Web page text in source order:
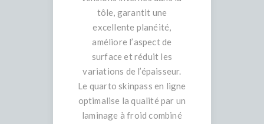
tôle, garantit une
excellente planéité,
améliore l’aspect de
surface et réduit les
variations de l’épaisseur.
Le quarto skinpass en ligne
optimalise la qualité par un
laminage à froid combiné